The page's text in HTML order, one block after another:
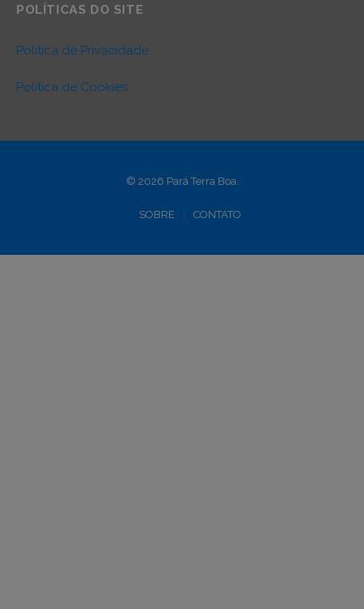
POLÍTICAS DO SITE
Política de Privacidade
Política de Cookies
© 2026 Pará Terra Boa.
SOBRE CONTATO